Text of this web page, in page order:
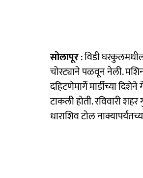
सोलापूर: विडी
चोरट्याने पळवून नेली.
दहिटणेमार्गे मार्डीच्या
टाकली होती. रविवारी
धाराशिव टोल